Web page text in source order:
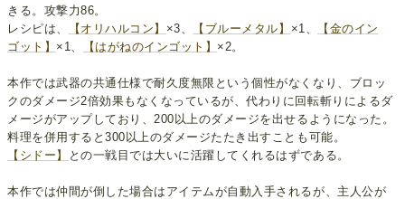
きる。攻撃力86。
レシピは、
【オリハルコン】 ×3、 【ブルーメタル】 ×1、
【金のイン
ゴット】 ×1、 【はがねのインゴット】 ×2。
本作では武器の共通仕様で耐久度無限という個性がなくなり、ブロッ
クのダメージ2倍効果もなくなっているが、代わりに回転斬りによるダ
メージがアップしており、200以上のダメージを出せるようになった。
料理を併用すると300以上のダメージたたき出すことも可能。
【シドー】
との一戦目では大いに活躍してくれるはずである。
本作では仲間が倒した場合はアイテムが自動入手されるが、主人公が